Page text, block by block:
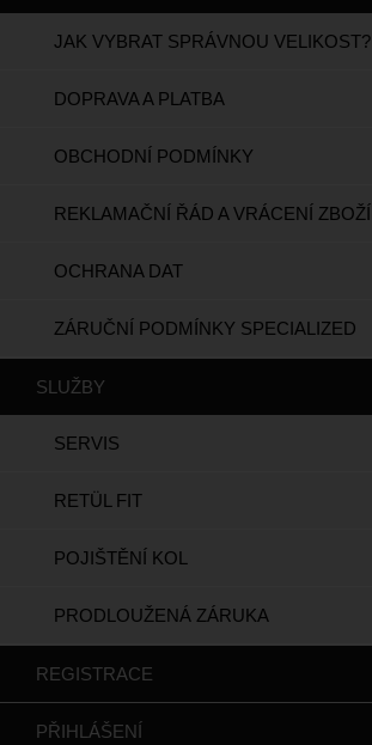
JAK VYBRAT SPRÁVNOU VELIKOST?
DOPRAVA A PLATBA
OBCHODNÍ PODMÍNKY
REKLAMAČNÍ ŘÁD A VRÁCENÍ ZBOŽÍ
OCHRANA DAT
ZÁRUČNÍ PODMÍNKY SPECIALIZED
SLUŽBY
SERVIS
RETÜL FIT
POJIŠTĚNÍ KOL
PRODLOUŽENÁ ZÁRUKA
REGISTRACE
PŘIHLÁŠENÍ